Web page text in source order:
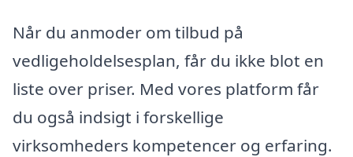
Når du anmoder om tilbud på
vedligeholdelsesplan, får du ikke blot en
liste over priser. Med vores platform får
du også indsigt i forskellige
virksomheders kompetencer og erfaring.